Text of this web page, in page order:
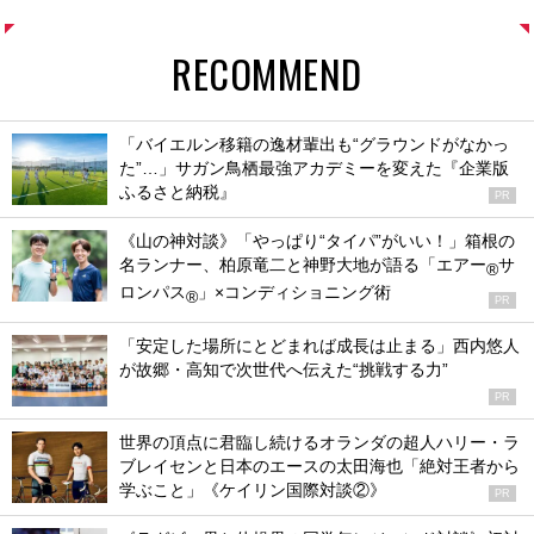
RECOMMEND
「バイエルン移籍の逸材輩出も“グラウンドがなかっ
た”…」サガン鳥栖最強アカデミーを変えた『企業版
ふるさと納税』
PR
《山の神対談》「やっぱり“タイパ”がいい！」箱根の
名ランナー、柏原竜二と神野大地が語る「エアー®サ
ロンパス® 」×コンディショニング術 PR
「安定した場所にとどまれば成長は止まる」西内悠人
が故郷・高知で次世代へ伝えた“挑戦する力”
PR
世界の頂点に君臨し続けるオランダの超人ハリー・ラ
ブレイセンと日本のエースの太田海也「絶対王者から
学ぶこと」《ケイリン国際対談②》
PR